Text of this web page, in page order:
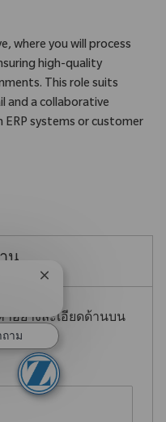
where you will process
high-quality
This role suits
a collaborative
ERP systems or customer
น
อย่างละเอียดด้านบน
ปิดการแจ้งเตือนแชทบอท
าม